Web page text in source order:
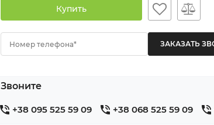
Купить
Номер телефона*
Звоните
+38 095 525 59 09 +38 068 525 59 09